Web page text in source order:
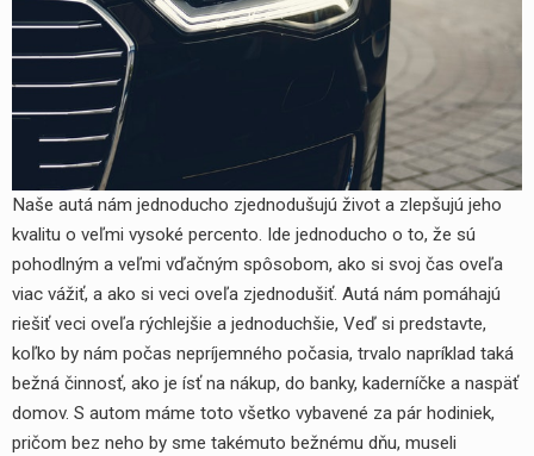
Naše autá nám jednoducho zjednodušujú život a zlepšujú jeho
kvalitu o veľmi vysoké percento. Ide jednoducho o to, že sú
pohodlným a veľmi vďačným spôsobom, ako si svoj čas oveľa
viac vážiť, a ako si veci oveľa zjednodušiť. Autá nám pomáhajú
riešiť veci oveľa rýchlejšie a jednoduchšie, Veď si predstavte,
koľko by nám počas nepríjemného počasia, trvalo napríklad taká
bežná činnosť, ako je ísť na nákup, do banky, kaderníčke a naspäť
domov. S autom máme toto všetko vybavené za pár hodiniek,
pričom bez neho by sme takémuto bežnému dňu, museli